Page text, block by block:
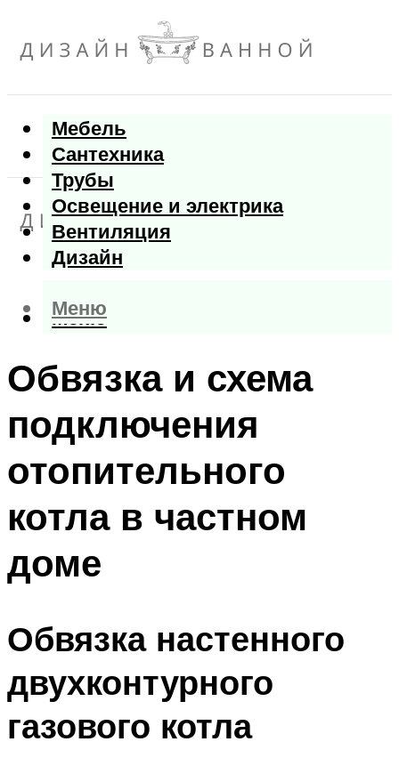
Мебель
Сантехника
Трубы
Освещение и электрика
Вентиляция
Дизайн
Меню
Меню
Обвязка и схема
подключения
отопительного
котла в частном
доме
Обвязка настенного
двухконтурного
газового котла